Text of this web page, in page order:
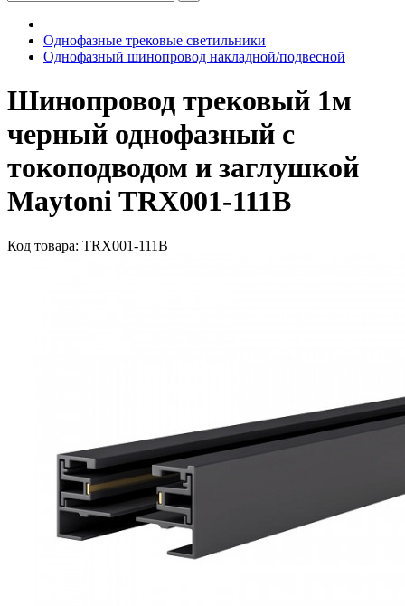
Однофазные трековые светильники
Однофазный шинопровод накладной/подвесной
Шинопровод трековый 1м
черный однофазный с
токоподводом и заглушкой
Maytoni TRX001-111B
Код товара: TRX001-111B